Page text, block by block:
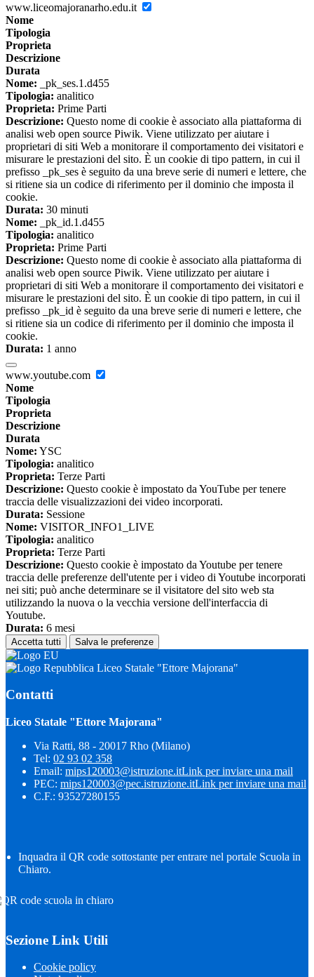
www.liceomajoranarho.edu.it
Nome
Tipologia
Proprieta
Descrizione
Durata
Nome: _pk_ses.1.d455
Tipologia: analitico
Proprieta: Prime Parti
Descrizione: Questo nome di cookie è associato alla piattaforma di
analisi web open source Piwik. Viene utilizzato per aiutare i
proprietari di siti Web a monitorare il comportamento dei visitatori e
misurare le prestazioni del sito. È un cookie di tipo pattern, in cui il
prefisso _pk_ses è seguito da una breve serie di numeri e lettere, che
si ritiene sia un codice di riferimento per il dominio che imposta il
cookie.
Durata: 30 minuti
Nome: _pk_id.1.d455
Tipologia: analitico
Proprieta: Prime Parti
Descrizione: Questo nome di cookie è associato alla piattaforma di
analisi web open source Piwik. Viene utilizzato per aiutare i
proprietari di siti Web a monitorare il comportamento dei visitatori e
misurare le prestazioni del sito. È un cookie di tipo pattern, in cui il
prefisso _pk_id è seguito da una breve serie di numeri e lettere, che
si ritiene sia un codice di riferimento per il dominio che imposta il
cookie.
Durata: 1 anno
www.youtube.com
Nome
Tipologia
Proprieta
Descrizione
Durata
Nome: YSC
Tipologia: analitico
Proprieta: Terze Parti
Descrizione: Questo cookie è impostato da YouTube per tenere
traccia delle visualizzazioni dei video incorporati.
Durata: Sessione
Nome: VISITOR_INFO1_LIVE
Tipologia: analitico
Proprieta: Terze Parti
Descrizione: Questo cookie è impostato da Youtube per tenere
traccia delle preferenze dell'utente per i video di Youtube incorporati
nei siti; può anche determinare se il visitatore del sito web sta
utilizzando la nuova o la vecchia versione dell'interfaccia di
Youtube.
Durata: 6 mesi
Accetta tutti Salva le preferenze
Liceo Statale "Ettore Majorana"
Contatti
Liceo Statale "Ettore Majorana"
Via Ratti, 88 - 20017 Rho (Milano)
Tel: 02 93 02 358
Email: mips120003@istruzione.itLink per inviare una mail
PEC: mips120003@pec.istruzione.itLink per inviare una mail
C.F.: 93527280155
Inquadra il QR code sottostante per entrare nel portale Scuola in
Chiaro.
Sezione Link Utili
Cookie policy